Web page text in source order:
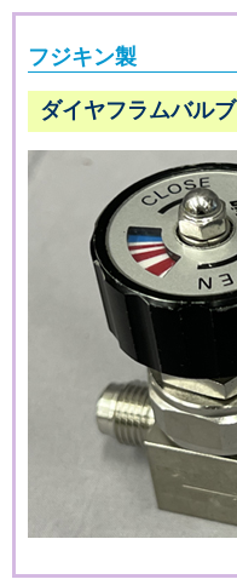
フジキン製
ダイヤフラムバルブ